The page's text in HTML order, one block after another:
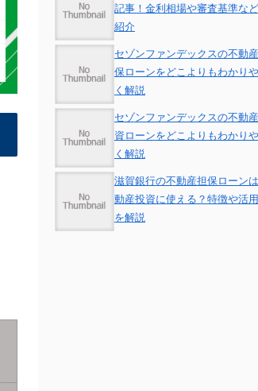
記事！金利相場や審査基準な
紹介
セゾンファンデックスの不動
保ローンをどこよりもわかり
く解説
セゾンファンデックスの不動
資ローンをどこよりもわかり
く解説
滋賀銀行の不動産担保ローン
動産投資に使える？特徴や活
を解説